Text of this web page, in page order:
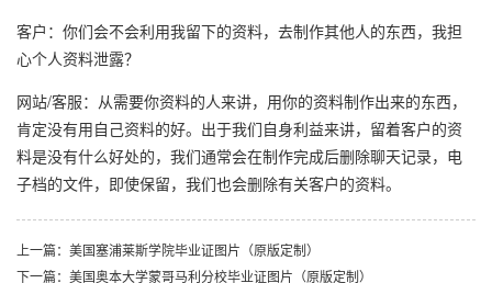
客户：你们会不会利用我留下的资料，去制作其他人的东西，我担
心个人资料泄露？
网站/客服：从需要你资料的人来讲，用你的资料制作出来的东西，
肯定没有用自己资料的好。出于我们自身利益来讲，留着客户的资
料是没有什么好处的，我们通常会在制作完成后删除聊天记录，电
子档的文件，即使保留，我们也会删除有关客户的资料。
上一篇：美国塞浦莱斯学院毕业证图片（原版定制）
下一篇：美国奥本大学蒙哥马利分校毕业证图片（原版定制）